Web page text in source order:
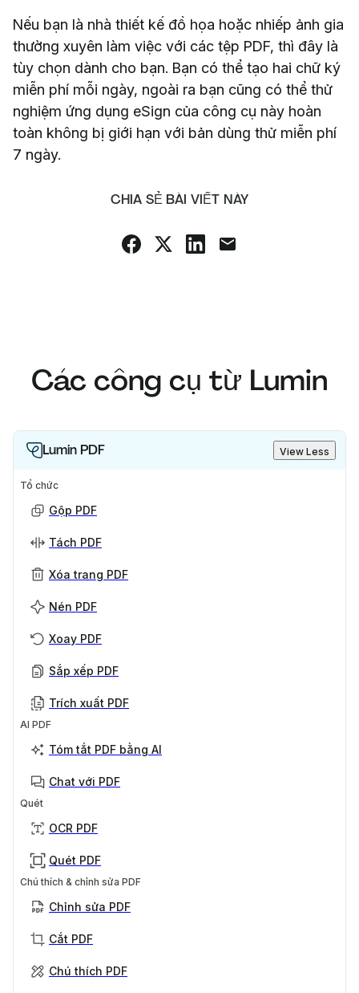
Nếu bạn là nhà thiết kế đồ họa hoặc nhiếp ảnh gia
thường xuyên làm việc với các tệp PDF, thì đây là
tùy chọn dành cho bạn. Bạn có thể tạo hai chữ ký
miễn phí mỗi ngày, ngoài ra bạn cũng có thể thử
nghiệm ứng dụng eSign của công cụ này hoàn
toàn không bị giới hạn với bản dùng thử miễn phí
7 ngày.
CHIA SẺ BÀI VIẾT NÀY
Các công cụ từ Lumin
Lumin PDF View Less
Tổ chức
Gộp PDF
Tách PDF
Xóa trang PDF
Nén PDF
Xoay PDF
Sắp xếp PDF
Trích xuất PDF
AI PDF
Tóm tắt PDF bằng AI
Chat với PDF
Quét
OCR PDF
Quét PDF
Chú thích & chỉnh sửa PDF
Chỉnh sửa PDF
Cắt PDF
Chú thích PDF